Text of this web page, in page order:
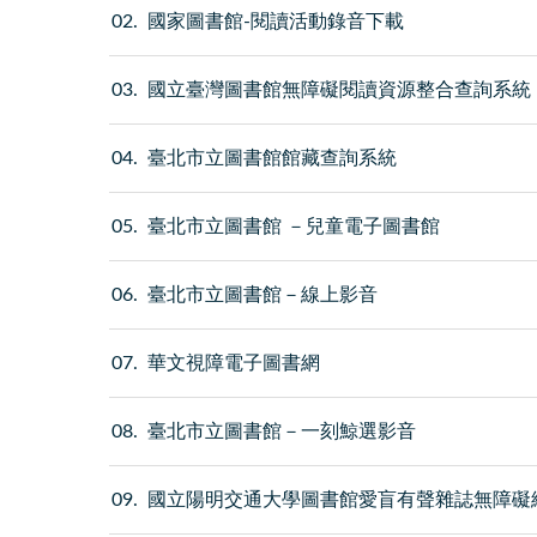
02 國家圖書館-閱讀活動錄音下載
03 國立臺灣圖書館無障礙閱讀資源整合查詢系統
04 臺北市立圖書館館藏查詢系統
05 臺北市立圖書館 －兒童電子圖書館
06 臺北市立圖書館－線上影音
07 華文視障電子圖書網
08 臺北市立圖書館－一刻鯨選影音
09 國立陽明交通大學圖書館愛盲有聲雜誌無障礙